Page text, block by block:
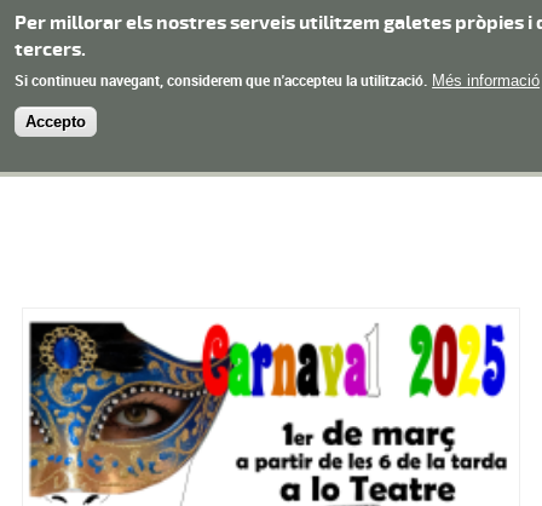
Per millorar els nostres serveis utilitzem galetes pròpies i
tercers.
Si continueu navegant, considerem que n'accepteu la utilització. Més informació
Accepto
Vés al contingut
Ajuntament deMenu